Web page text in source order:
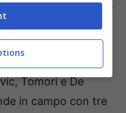
serio per quello che
può fare i conti
Tomori e De
in campo con tre